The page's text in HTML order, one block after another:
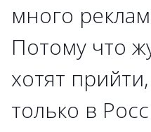
много
Потому что
хотят
только в